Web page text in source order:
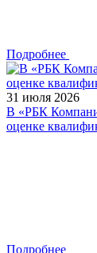
Подробнее
31 июля 2026
В «РБК
оценке
Подробнее